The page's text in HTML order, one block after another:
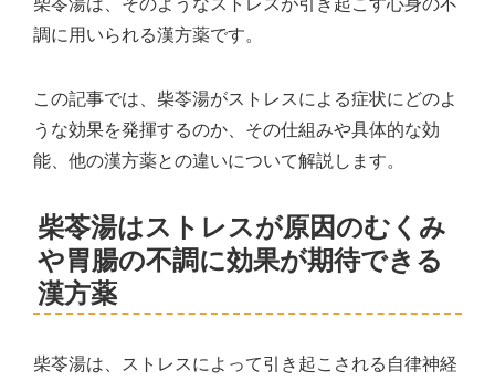
調に用いられる漢方薬です。
この記事では、柴苓湯がストレスによる症状にどのよ
うな効果を発揮するのか、その仕組みや具体的な効
能、他の漢方薬との違いについて解説します。
柴苓湯はストレスが原因のむくみ
や胃腸の不調に効果が期待できる
漢方薬
柴苓湯は、ストレスによって引き起こされる自律神経